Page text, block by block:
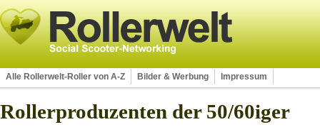
Alle Rollerwelt-Roller von A-Z Bilder & Werbung Impressum
Rollerproduzenten der 50/60iger